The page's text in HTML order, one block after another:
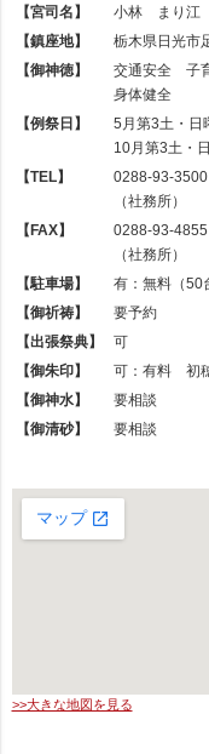
【宮司名】
小林 まり江
【鎮座地】
栃木県日光市
【御神徳】
交通安全 子
身体健全
【例祭日】
5月第3土・日
10月第3土・
【TEL】
0288-93-3500
（社務所）
【FAX】
0288-93-4855
（社務所）
【駐車場】
有：無料（50
【御祈祷】
要予約
【出張祭典】
可
【御朱印】
可：有料 初
【御神水】
要相談
【御清砂】
要相談
>>大きな地図を見る